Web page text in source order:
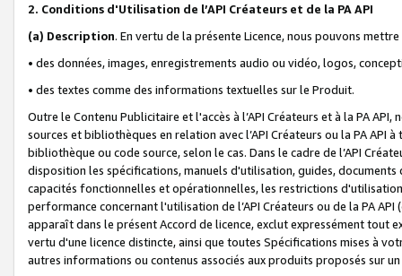
2. Conditions d'Utilisation de l’API Créateurs et de la PA API
(a) Description. En vertu de la présente Licence, nous pouvons
• des données, images, enregistrements audio ou vidéo, logos,
• des textes comme des informations textuelles sur le Produit.
Outre le Contenu Publicitaire et l'accès à l’API Créateurs et à la PA
sources et bibliothèques en relation avec l’API Créateurs ou la PA
bibliothèque ou code source, selon le cas. Dans le cadre de l’API
disposition les spécifications, manuels d'utilisation, guides,
capacités fonctionnelles et opérationnelles, les restrictions
performance concernant l'utilisation de l’API Créateurs ou de la PA
apparaît dans le présent Accord de licence, exclut expressément tout
vertu d'une licence distincte, ainsi que toutes Spécifications mises à
autres informations ou contenus associés aux produits proposés sur